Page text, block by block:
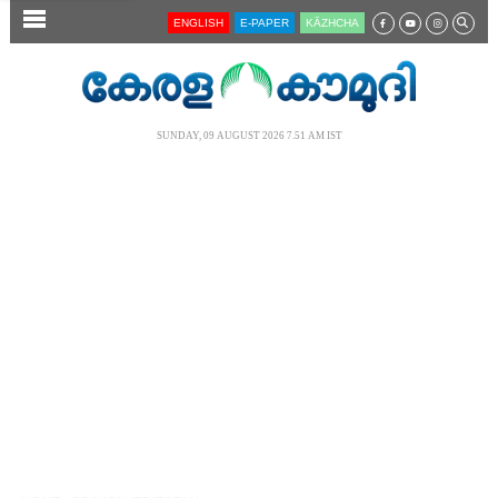
SECTIONS ENGLISH E-PAPER KĀZHCHA
SUNDAY, 09 AUGUST 2026 7.51 AM IST